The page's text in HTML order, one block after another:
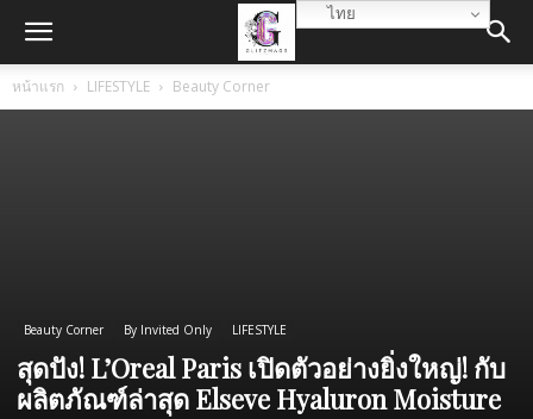
หน้าแรก LIFESTYLE Beauty Corner
Beauty Corner By Invited Only LIFESTYLE
สุดปัง! L’Oreal Paris เปิดตัวอย่างยิ่งใหญ่! กับ
ผลิตภัณฑ์ล่าสุด Elseve Hyaluron Moisture
ไทย